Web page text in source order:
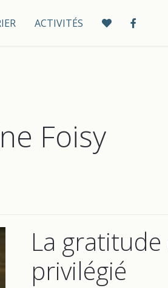
ACTIVITÉS
Foisy
La
privilégié